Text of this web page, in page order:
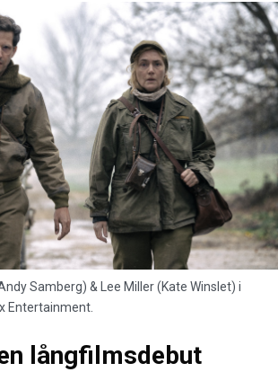
Samberg) & Lee Miller (Kate Winslet) i
Entertainment.
långfilmsdebut